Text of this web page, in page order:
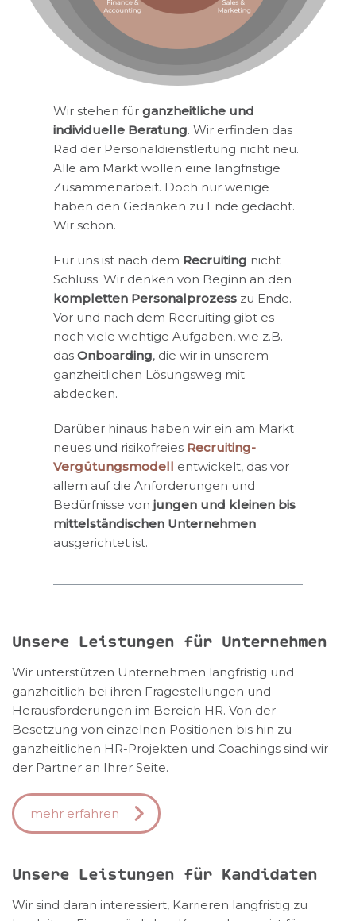
Wir stehen fürganzheitliche und
individuelle Beratung. Wir erfinden das
Rad der Personaldienstleitung nicht neu.
Alle am Markt wollen eine langfristige
Zusammenarbeit. Doch nur wenige
haben den Gedanken zu Ende gedacht.
Wir schon.
Für uns ist nach dem Recruiting nicht
Schluss. Wir denken von Beginn an den
kompletten Personalprozess zu Ende.
Vor und nach dem Recruiting gibt es
noch viele wichtige Aufgaben, wie z.B.
dasOnboarding, die wir in unserem
ganzheitlichen Lösungsweg mit
abdecken.
Darüber hinaus haben wir ein am Markt
neues und risikofreies Recruiting-
Vergütungsmodell entwickelt, das vor
allem auf die Anforderungen und
Bedürfnisse vonjungen und kleinen bis
mittelständischen Unternehmen
ausgerichtet ist.
Unsere Leistungen für Unternehmen
Wir unterstützen Unternehmen langfristig und
ganzheitlich bei ihren Fragestellungen und
Herausforderungen im Bereich HR. Von der
Besetzung von einzelnen Positionen bis hin zu
ganzheitlichen HR-Projekten und Coachings sind wir
der Partner an Ihrer Seite.
mehr erfahren
Unsere Leistungen für Kandidaten
Wir sind daran interessiert, Karrieren langfristig zu